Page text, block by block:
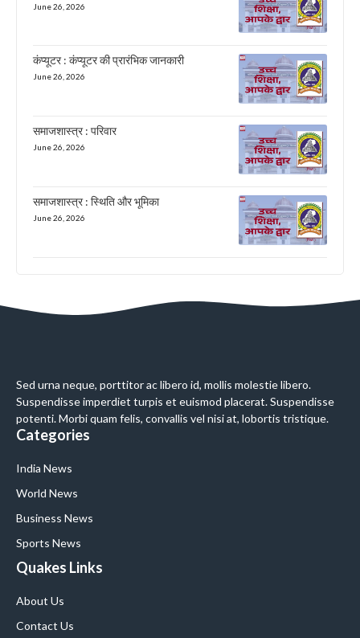
June 26, 2026
कंप्यूटर : कंप्यूटर की प्रारंभिक जानकारी
June 26, 2026
समाजशास्त्र : परिवार
June 26, 2026
समाजशास्त्र : स्थिति और भूमिका
June 26, 2026
Sed urna neque, porttitor ac libero id, mollis molestie libero.
Suspendisse imperdiet turpis et euismod placerat. Suspendisse
potenti. Morbi quam felis, convallis vel nisi at, lobortis tristique.
Categories
India News
World News
Business News
Sports News
Quakes Links
About Us
Contact Us